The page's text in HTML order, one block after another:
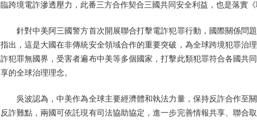
臨跨境電詐滲透壓力，此番三方合作契合三國共同安全利益，也是落實
針對中美阿三國警方首次開展聯合打擊電詐犯罪行動，國際關係問
指出，這是大國在非傳統安全領域合作的重要突破，為全球跨境犯罪治
詐犯罪無國界，受害者遍布中美等多個國家，打擊此類犯罪符合各國共
享的全球治理理念。
吳波認為，中美作為全球主要經濟體和執法力量，保持反詐合作至
反詐難點，兩國可依託現有司法協助協定，進一步完善情報共享、聯合